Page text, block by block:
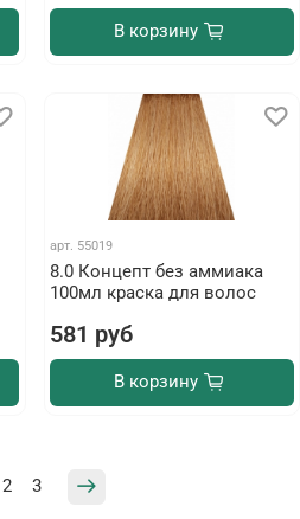
В корзину
арт. 55019
8.0 Концепт без аммиака
100мл краска для волос
581 руб
В корзину
2 3